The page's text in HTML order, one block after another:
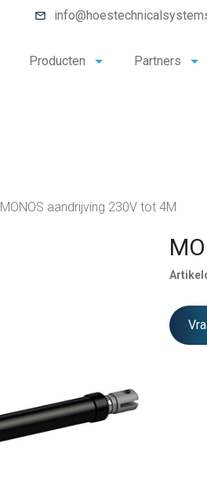
Producten Partners
MONOS aandrijving 230V tot 4M